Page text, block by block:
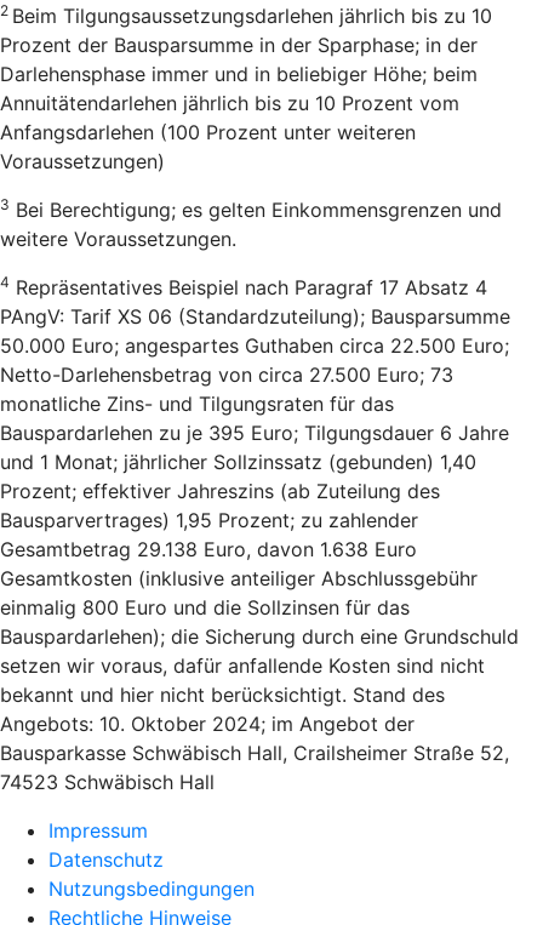
2 Beim Tilgungsaussetzungsdarlehen jährlich bis zu 10
Prozent der Bausparsumme in der Sparphase; in der
Darlehensphase immer und in beliebiger Höhe; beim
Annuitätendarlehen jährlich bis zu 10 Prozent vom
Anfangsdarlehen (100 Prozent unter weiteren
Voraussetzungen)
3 Bei Berechtigung; es gelten Einkommensgrenzen und
weitere Voraussetzungen.
4 Repräsentatives Beispiel nach Paragraf 17 Absatz 4
PAngV: Tarif XS 06 (Standardzuteilung); Bausparsumme
50.000 Euro; angespartes Guthaben circa 22.500 Euro;
Netto-Darlehensbetrag von circa 27.500 Euro; 73
monatliche Zins- und Tilgungsraten für das
Bauspardarlehen zu je 395 Euro; Tilgungsdauer 6 Jahre
und 1 Monat; jährlicher Sollzinssatz (gebunden) 1,40
Prozent; effektiver Jahreszins (ab Zuteilung des
Bausparvertrages) 1,95 Prozent; zu zahlender
Gesamtbetrag 29.138 Euro, davon 1.638 Euro
Gesamtkosten (inklusive anteiliger Abschlussgebühr
einmalig 800 Euro und die Sollzinsen für das
Bauspardarlehen); die Sicherung durch eine Grundschuld
setzen wir voraus, dafür anfallende Kosten sind nicht
bekannt und hier nicht berücksichtigt. Stand des
Angebots: 10. Oktober 2024; im Angebot der
Bausparkasse Schwäbisch Hall, Crailsheimer Straße 52,
74523 Schwäbisch Hall
Impressum
Datenschutz
Nutzungsbedingungen
Rechtliche Hinweise